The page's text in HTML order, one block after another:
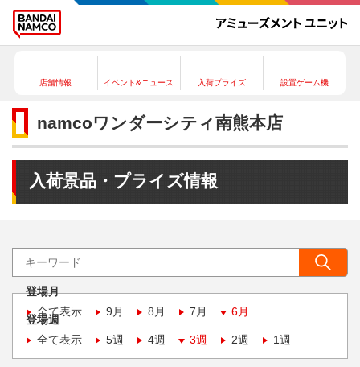
店舗情報 イベント&ニュース 入荷プライズ 設置ゲーム機
namcoワンダーシティ南熊本店
入荷景品・プライズ情報
登場月
全て表示
9月 8月 7月 6月
登場週
全て表示
5週 4週 3週 2週 1週